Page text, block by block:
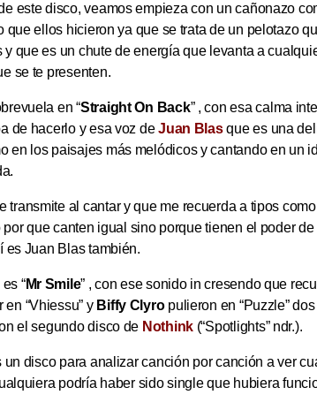
este disco, veamos empieza con un cañonazo
que ellos hicieron ya que se trata de un pelotazo
que es un chute de energía que levanta a
se te presenten.
en “Straight On Back” , con esa calma
de hacerlo y esa voz deJuan Blasque es una
en los paisajes más melódicos y cantando en un
transmite al cantar y que me recuerda a tipos como
que canten igual sino porque tienen el poder
es Juan Blas también.
“Mr Smile” , con ese sonido in cresendo que
“Vhiessu” y Biffy Clyropulieron en “Puzzle”
el segundo disco de Nothink (“Spotlights” ndr.).
un disco para analizar canción por canción a ver
podría haber sido single que hubiera